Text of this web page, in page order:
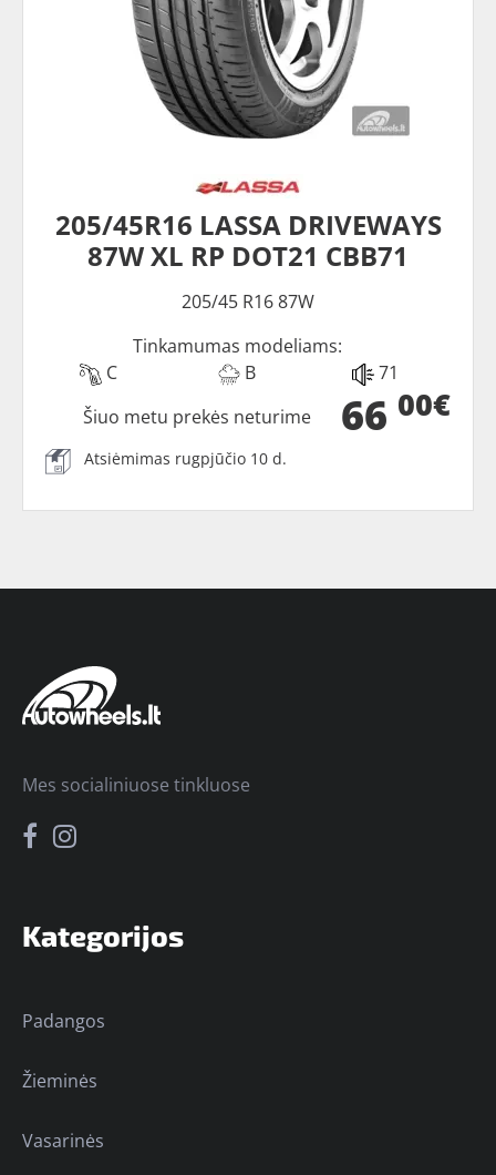
205/45R16 LASSA DRIVEWAYS
87W XL RP DOT21 CBB71
205/45 R16 87W
Tinkamumas modeliams:
C
B 71
66 00€
Šiuo metu prekės neturime
Atsiėmimas rugpjūčio 10 d.
Kategorijos
Padangos
Žieminės
Vasarinės
Mes socialiniuose tinkluose